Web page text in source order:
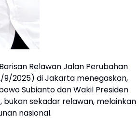
Relawan Jalan Perubahan
9/2025) di Jakarta menegaskan,
Subianto dan Wakil Presiden
bukan sekadar relawan, melainkan
nasional.